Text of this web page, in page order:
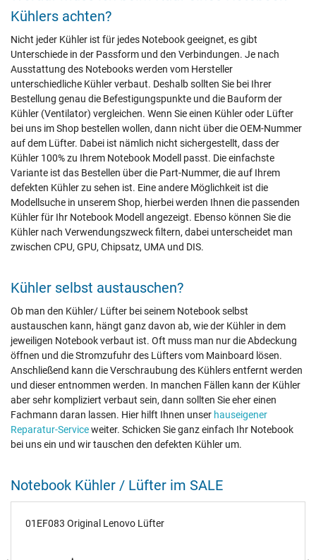
Kühlers achten?
Nicht jeder Kühler ist für jedes Notebook geeignet, es gibt
Unterschiede in der Passform und den Verbindungen. Je nach
Ausstattung des Notebooks werden vom Hersteller
unterschiedliche Kühler verbaut. Deshalb sollten Sie bei Ihrer
Bestellung genau die Befestigungspunkte und die Bauform der
Kühler (Ventilator) vergleichen. Wenn Sie einen Kühler oder Lüfter
bei uns im Shop bestellen wollen, dann nicht über die OEM-Nummer
auf dem Lüfter. Dabei ist nämlich nicht sichergestellt, dass der
Kühler 100% zu Ihrem Notebook Modell passt. Die einfachste
Variante ist das Bestellen über die Part-Nummer, die auf Ihrem
defekten Kühler zu sehen ist. Eine andere Möglichkeit ist die
Modellsuche in unserem Shop, hierbei werden Ihnen die passenden
Kühler für Ihr Notebook Modell angezeigt. Ebenso können Sie die
Kühler nach Verwendungszweck filtern, dabei unterscheidet man
zwischen CPU, GPU, Chipsatz, UMA und DIS.
Kühler selbst austauschen?
Ob man den Kühler/ Lüfter bei seinem Notebook selbst
austauschen kann, hängt ganz davon ab, wie der Kühler in dem
jeweiligen Notebook verbaut ist. Oft muss man nur die Abdeckung
öffnen und die Stromzufuhr des Lüfters vom Mainboard lösen.
Anschließend kann die Verschraubung des Kühlers entfernt werden
und dieser entnommen werden. In manchen Fällen kann der Kühler
aber sehr kompliziert verbaut sein, dann sollten Sie eher einen
Fachmann daran lassen. Hier hilft Ihnen unser hauseigener
Reparatur-Serviceweiter. Schicken Sie ganz einfach Ihr Notebook
bei uns ein und wir tauschen den defekten Kühler um.
Notebook Kühler / Lüfter im SALE
01EF083 Original Lenovo Lüfter